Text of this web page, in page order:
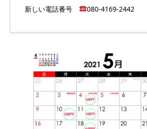
新しい電話番号 080-4169-2442